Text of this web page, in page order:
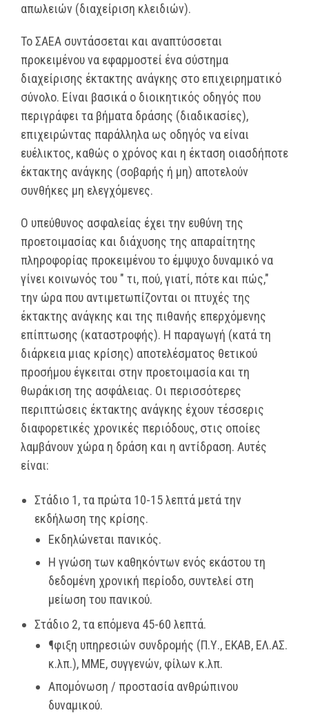
απωλειών (διαχείριση κλειδιών).
Το ΣΑΕΑ συντάσσεται και αναπτύσσεται
προκειμένου να εφαρμοστεί ένα σύστημα
διαχείρισης έκτακτης ανάγκης στο επιχειρηματικό
σύνολο. Είναι βασικά ο διοικητικός οδηγός που
περιγράφει τα βήματα δράσης (διαδικασίες),
επιχειρώντας παράλληλα ως οδηγός να είναι
ευέλικτος, καθώς ο χρόνος και η έκταση οιασδήποτε
έκτακτης ανάγκης (σοβαρής ή μη) αποτελούν
συνθήκες μη ελεγχόμενες.
Ο υπεύθυνος ασφαλείας έχει την ευθύνη της
προετοιμασίας και διάχυσης της απαραίτητης
πληροφορίας προκειμένου το έμψυχο δυναμικό να
γίνει κοινωνός του " τι, πού, γιατί, πότε και πώς,"
την ώρα που αντιμετωπίζονται οι πτυχές της
έκτακτης ανάγκης και της πιθανής επερχόμενης
επίπτωσης (καταστροφής). Η παραγωγή (κατά τη
διάρκεια μιας κρίσης) αποτελέσματος θετικού
προσήμου έγκειται στην προετοιμασία και τη
θωράκιση της ασφάλειας. Οι περισσότερες
περιπτώσεις έκτακτης ανάγκης έχουν τέσσερις
διαφορετικές χρονικές περιόδους, στις οποίες
λαμβάνουν χώρα η δράση και η αντίδραση. Αυτές
είναι:
Στάδιο 1, τα πρώτα 10-15 λεπτά μετά την
εκδήλωση της κρίσης.
Εκδηλώνεται πανικός.
Η γνώση των καθηκόντων ενός εκάστου τη
δεδομένη χρονική περίοδο, συντελεί στη
μείωση του πανικού.
Στάδιο 2, τα επόμενα 45-60 λεπτά.
¶φιξη υπηρεσιών συνδρομής (Π.Υ., ΕΚΑΒ, ΕΛ.ΑΣ.
κ.λπ.), ΜΜΕ, συγγενών, φίλων κ.λπ.
Απομόνωση / προστασία ανθρώπινου
δυναμικού.